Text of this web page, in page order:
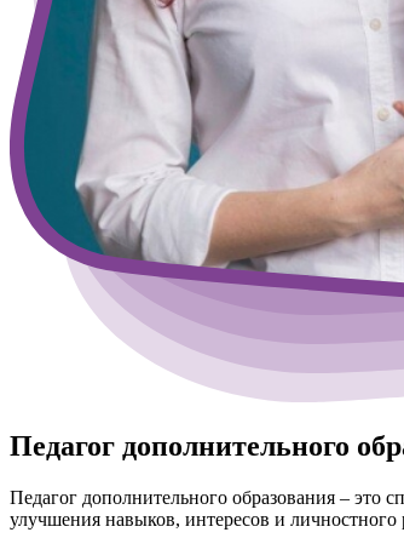
Педагог дополнительного
Педагог дополнительного образования – это
улучшения навыков, интересов и личностного